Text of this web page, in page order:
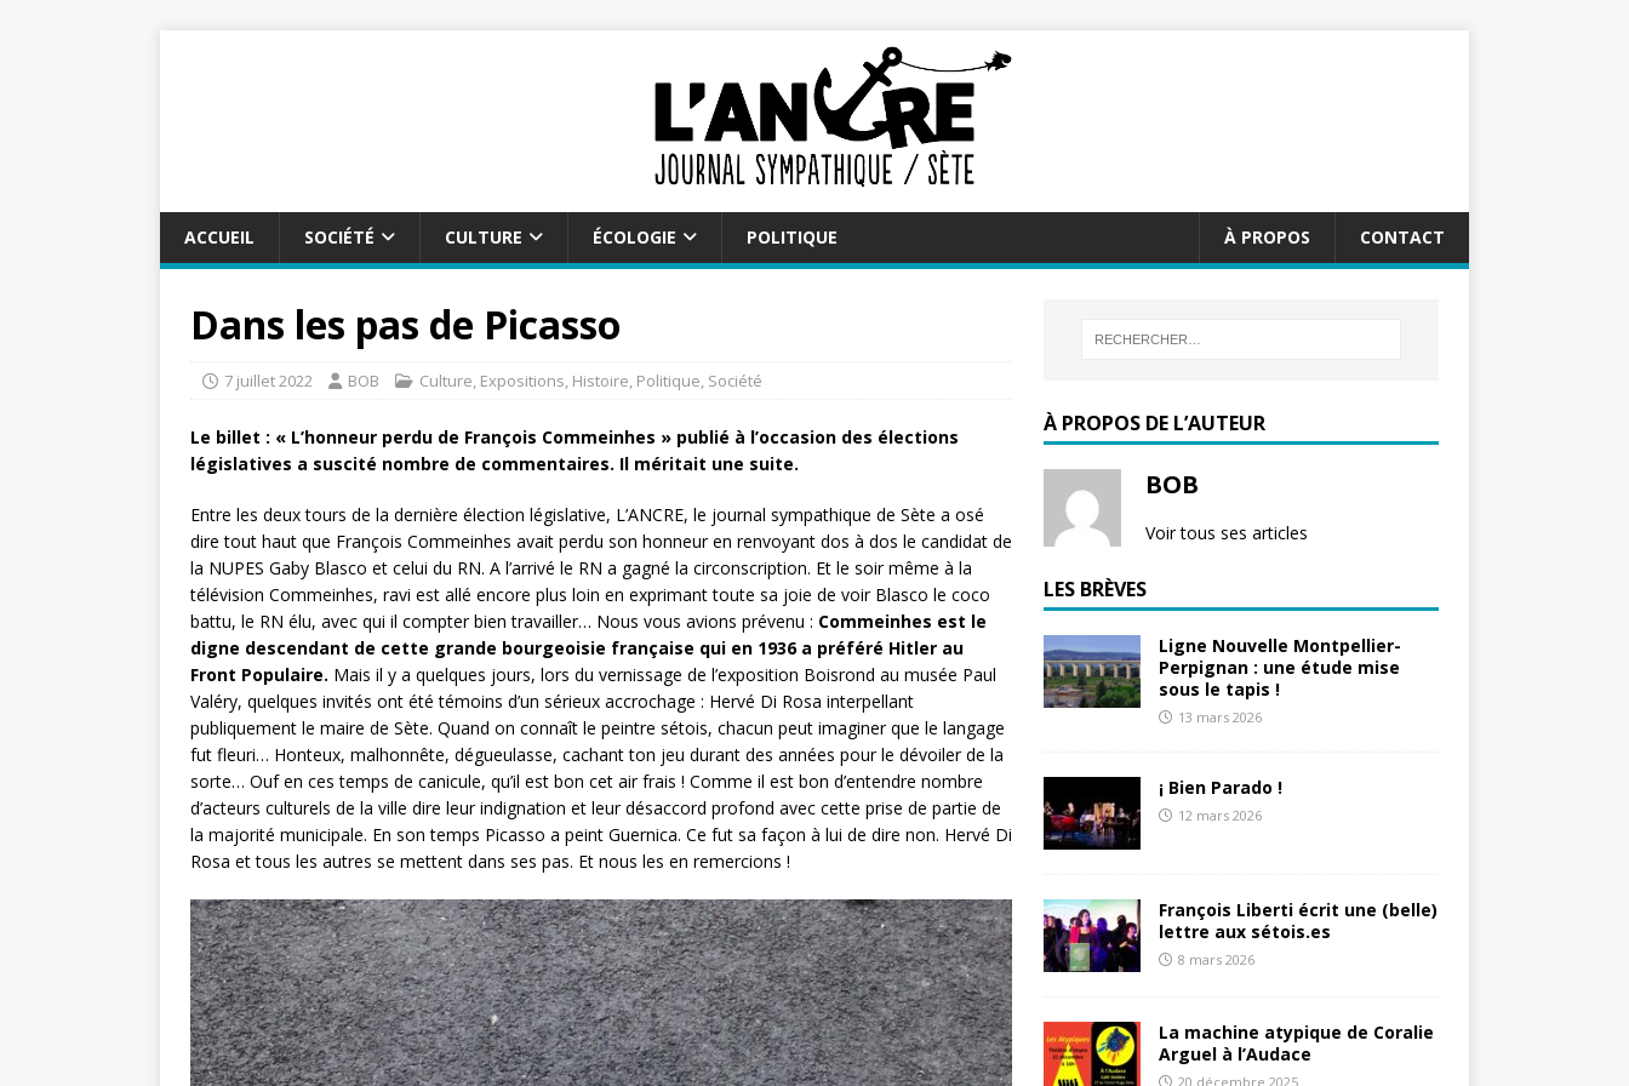
ACCUEIL SOCIÉTÉ CULTURE ÉCOLOGIE POLITIQUE CONTACT
À PROPOS
Dans les pas de Picasso
7 juillet 2022 BOB Culture, Expositions, Histoire, Politique, Société
Le billet : « L’honneur perdu de François Commeinhes » publié à l’occasion des élections
législatives a suscité nombre de commentaires. Il méritait une suite.
Entre les deux tours de la dernière élection législative, L’ANCRE, le journal sympathique de Sète a osé
dire tout haut que François Commeinhes avait perdu son honneur en renvoyant dos à dos le candidat de
la NUPES Gaby Blasco et celui du RN. A l’arrivé le RN a gagné la circonscription. Et le soir même à la
télévision Commeinhes, ravi est allé encore plus loin en exprimant toute sa joie de voir Blasco le coco
battu, le RN élu, avec qui il compter bien travailler… Nous vous avions prévenu : Commeinhes est le
digne descendant de cette grande bourgeoisie française qui en 1936 a préféré Hitler au
Front Populaire. Mais il y a quelques jours, lors du vernissage de l’exposition Boisrond au musée Paul
Valéry, quelques invités ont été témoins d’un sérieux accrochage : Hervé Di Rosa interpellant
publiquement le maire de Sète. Quand on connaît le peintre sétois, chacun peut imaginer que le langage
fut fleuri… Honteux, malhonnête, dégueulasse, cachant ton jeu durant des années pour le dévoiler de la
sorte… Ouf en ces temps de canicule, qu’il est bon cet air frais ! Comme il est bon d’entendre nombre
d’acteurs culturels de la ville dire leur indignation et leur désaccord profond avec cette prise de partie de
la majorité municipale. En son temps Picasso a peint Guernica. Ce fut sa façon à lui de dire non. Hervé Di
Rosa et tous les autres se mettent dans ses pas. Et nous les en remercions !
À PROPOS DE L’AUTEUR
BOB
Voir tous ses articles
LES BRÈVES
Ligne Nouvelle Montpellier-
Perpignan : une étude mise
sous le tapis !
13 mars 2026
¡ Bien Parado !
12 mars 2026
François Liberti écrit une (belle)
lettre aux sétois.es
8 mars 2026
La machine atypique de Coralie
Arguel à l’Audace
20 décembre 2025